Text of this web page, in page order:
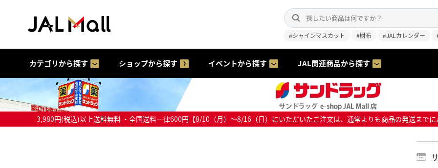
#シャインマスカット #財布 #JALカレンダー
カテゴリから探す ショップから探す イベントから探す JAL関連商品から探す
3,980円(税込)以上送料無料 ・全国送料一律600円【8/10（月）～8/16（日）にいただいたご注文は、通常よりも商品の発送まで